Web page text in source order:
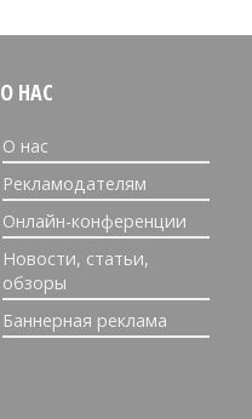
О НАС
О нас
Рекламодателям
Онлайн-конференции
Новости, статьи,
обзоры
Баннерная реклама